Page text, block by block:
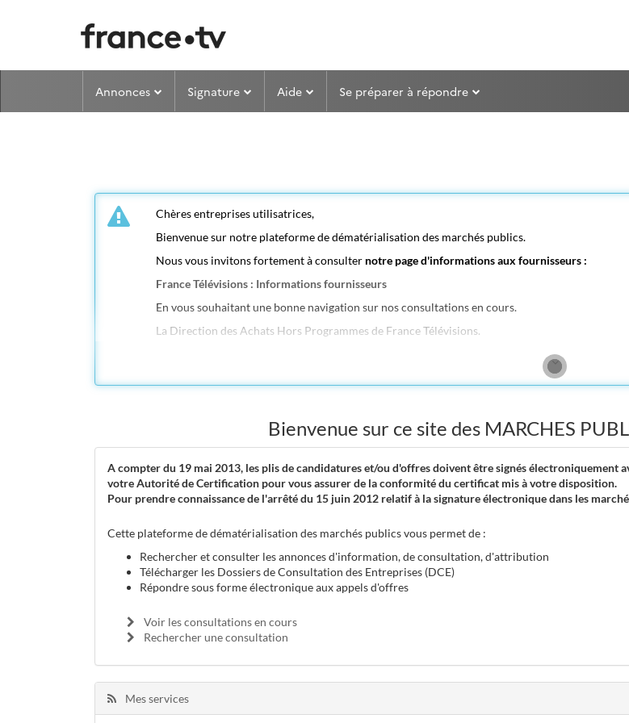
Annonces Signature Aide Se préparer à répondre
Chères entreprises utilisatrices,
Bienvenue sur notre plateforme de dématérialisation des marchés publics.
Nous vous invitons fortement à consulter notre page d'informations aux fournisseurs :
France Télévisions : Informations fournisseurs
En vous souhaitant une bonne navigation sur nos consultations en cours.
La Direction des Achats Hors Programmes de France Télévisions.
Bienvenue sur ce site des MARCHES
A compter du 19 mai 2013, les plis de candidatures et/ou d'offres doivent être signés électroniquement
votre Autorité de Certification pour vous assurer de la conformité du certificat mis à votre disposition.
Pour prendre connaissance de l'arrêté du 15 juin 2012 relatif à la signature électronique dans les
Cette plateforme de dématérialisation des marchés publics vous permet de :
Rechercher et consulter les annonces d'information, de consultation, d'attribution
Télécharger les Dossiers de Consultation des Entreprises (DCE)
Répondre sous forme électronique aux appels d'offres
Voir les consultations en cours
Rechercher une consultation
Mes services